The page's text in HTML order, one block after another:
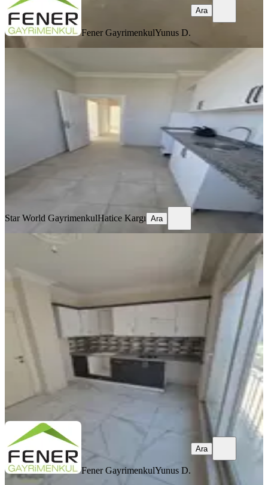
Fener GayrimenkulYunus D.
Ara
BALKONLU
Kepez Baraj Mahallesinde Önü Asla
Kapanmaz, Fırsat 4. Kat Da
Kepez, Baraj Mahallesi
3.500.000 ₺
Star World Gayrimenkul
Star World GayrimenkulHatice Kargı Ara
SİTE İÇİ
2+1·110 m²·2. Kat·
Yunus D.
Ara
Fener GayrimenkulYunus D.
Ara